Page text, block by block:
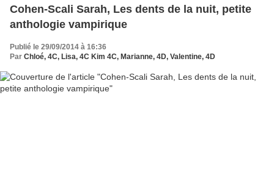
Cohen-Scali Sarah, Les dents de la nuit, petite
anthologie vampirique
Publié le 29/09/2014 à 16:36
Par Chloé, 4C, Lisa, 4C Kim 4C, Marianne, 4D, Valentine, 4D